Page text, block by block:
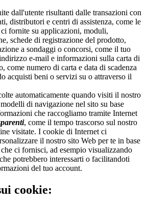
dall'utente risultanti dalle transazioni con
distributori e centri di assistenza, come le
fornite su applicazioni, moduli,
schede di registrazione del prodotto,
a sondaggi o concorsi, come il tuo
e-mail e informazioni sulla carta di
come numero di carta e data di scadenza
acquisti beni o servizi su o attraverso il
automaticamente quando visiti il nostro
di navigazione nel sito su base
che raccogliamo tramite Internet
, come il tempo trascorso sul nostro
visitate. I cookie di Internet ci
il nostro sito Web per te in base
ci fornisci, ad esempio visualizzando
potrebbero interessarti o facilitandoti
del tuo account.
cookie: